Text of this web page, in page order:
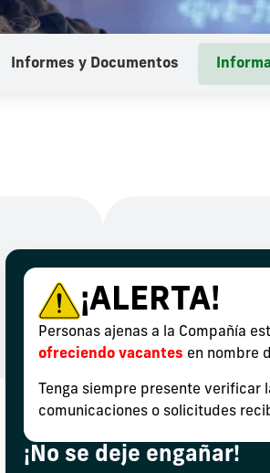
Informes y Documentos
¡ALERTA!
Personas ajenas a la Compañía
ofreciendo vacantes en nombre
Tenga siempre presente
comunicaciones o solicitudes
¡No se deje engañar!